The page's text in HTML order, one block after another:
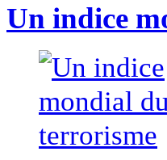
Un indice